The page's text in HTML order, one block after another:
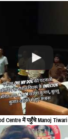
Centre में पहुँचे Manoj Tiwari